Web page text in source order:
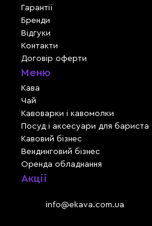
Гарантії
Бренди
Відгуки
Контакти
Договір оферти
Меню
Кава
Чай
Кавоварки і кавомолки
Посуд і аксесуари для бариста
Кавовий бізнес
Вендинговий бізнес
Оренда обладнання
Акції
info@ekava.com.ua